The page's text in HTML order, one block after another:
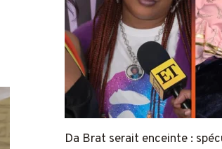
Da Brat serait enceinte :